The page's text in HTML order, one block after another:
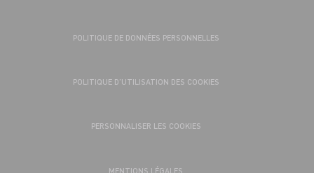
POLITIQUE DE DONNÉES PERSONNELLES
POLITIQUE D’UTILISATION DES COOKIES
PERSONNALISER LES COOKIES
MENTIONS LÉGALES